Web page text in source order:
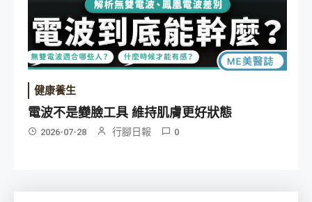
健康養生
電波不是變臉工具 維持肌膚更好狀態
2026-07-28 行腳日報 0